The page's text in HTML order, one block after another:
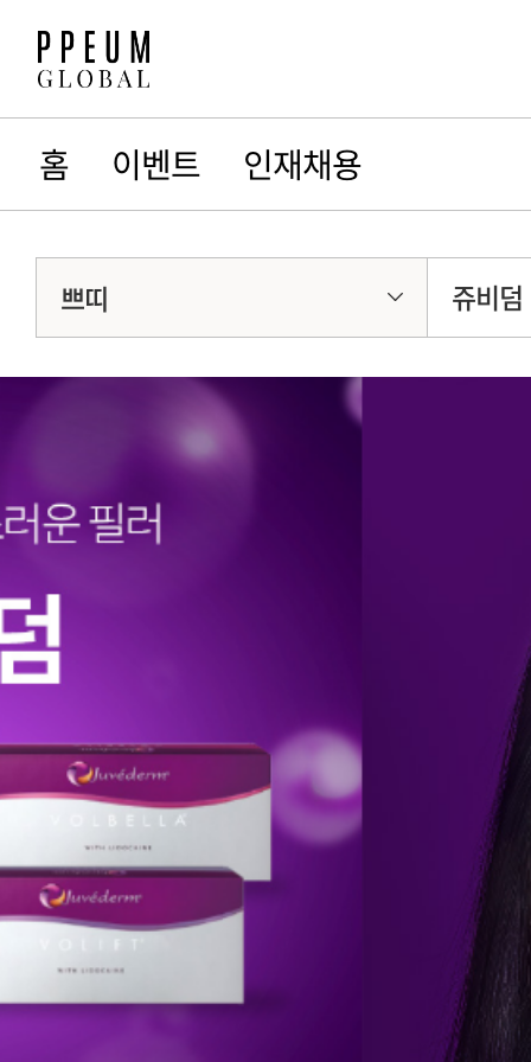
홈 이벤트 인재채용
쁘띠 쥬비덤